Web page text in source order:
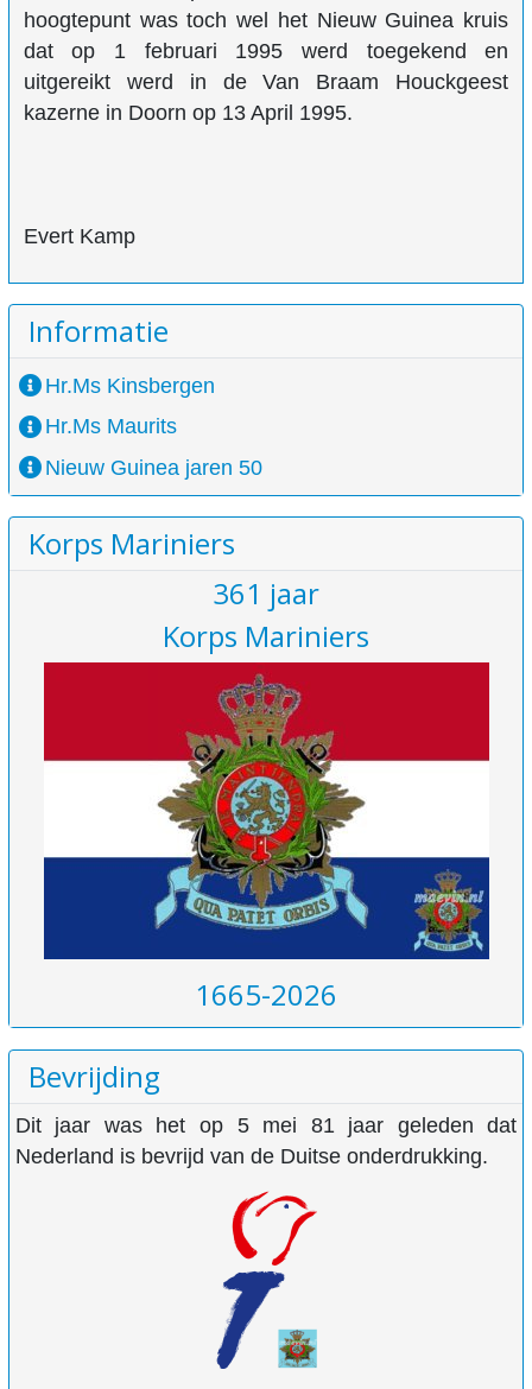
hoogtepunt was toch wel het Nieuw Guinea kruis
dat op 1 februari 1995 werd toegekend en
uitgereikt werd in de Van Braam Houckgeest
kazerne in Doorn op 13 April 1995.
Evert Kamp
Informatie
Hr.Ms Kinsbergen
Hr.Ms Maurits
Nieuw Guinea jaren 50
Korps Mariniers
361 jaar
Korps Mariniers
1665-2026
Bevrijding
Dit jaar was het op 5 mei 81 jaar geleden dat
Nederland is bevrijd van de Duitse onderdrukking.